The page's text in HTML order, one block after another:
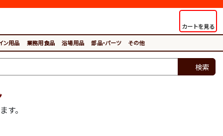
カートを見る
ン用品 業務用食品 浴場用品 部品・パーツ その他
検索
。